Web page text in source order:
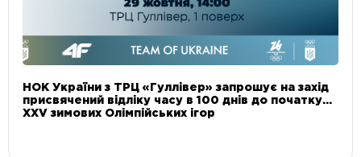
НОК України з ТРЦ «Гуллівер» запрошує на захід
присвячений відліку часу в 100 днів до початку
XXV зимових Олімпійських ігор